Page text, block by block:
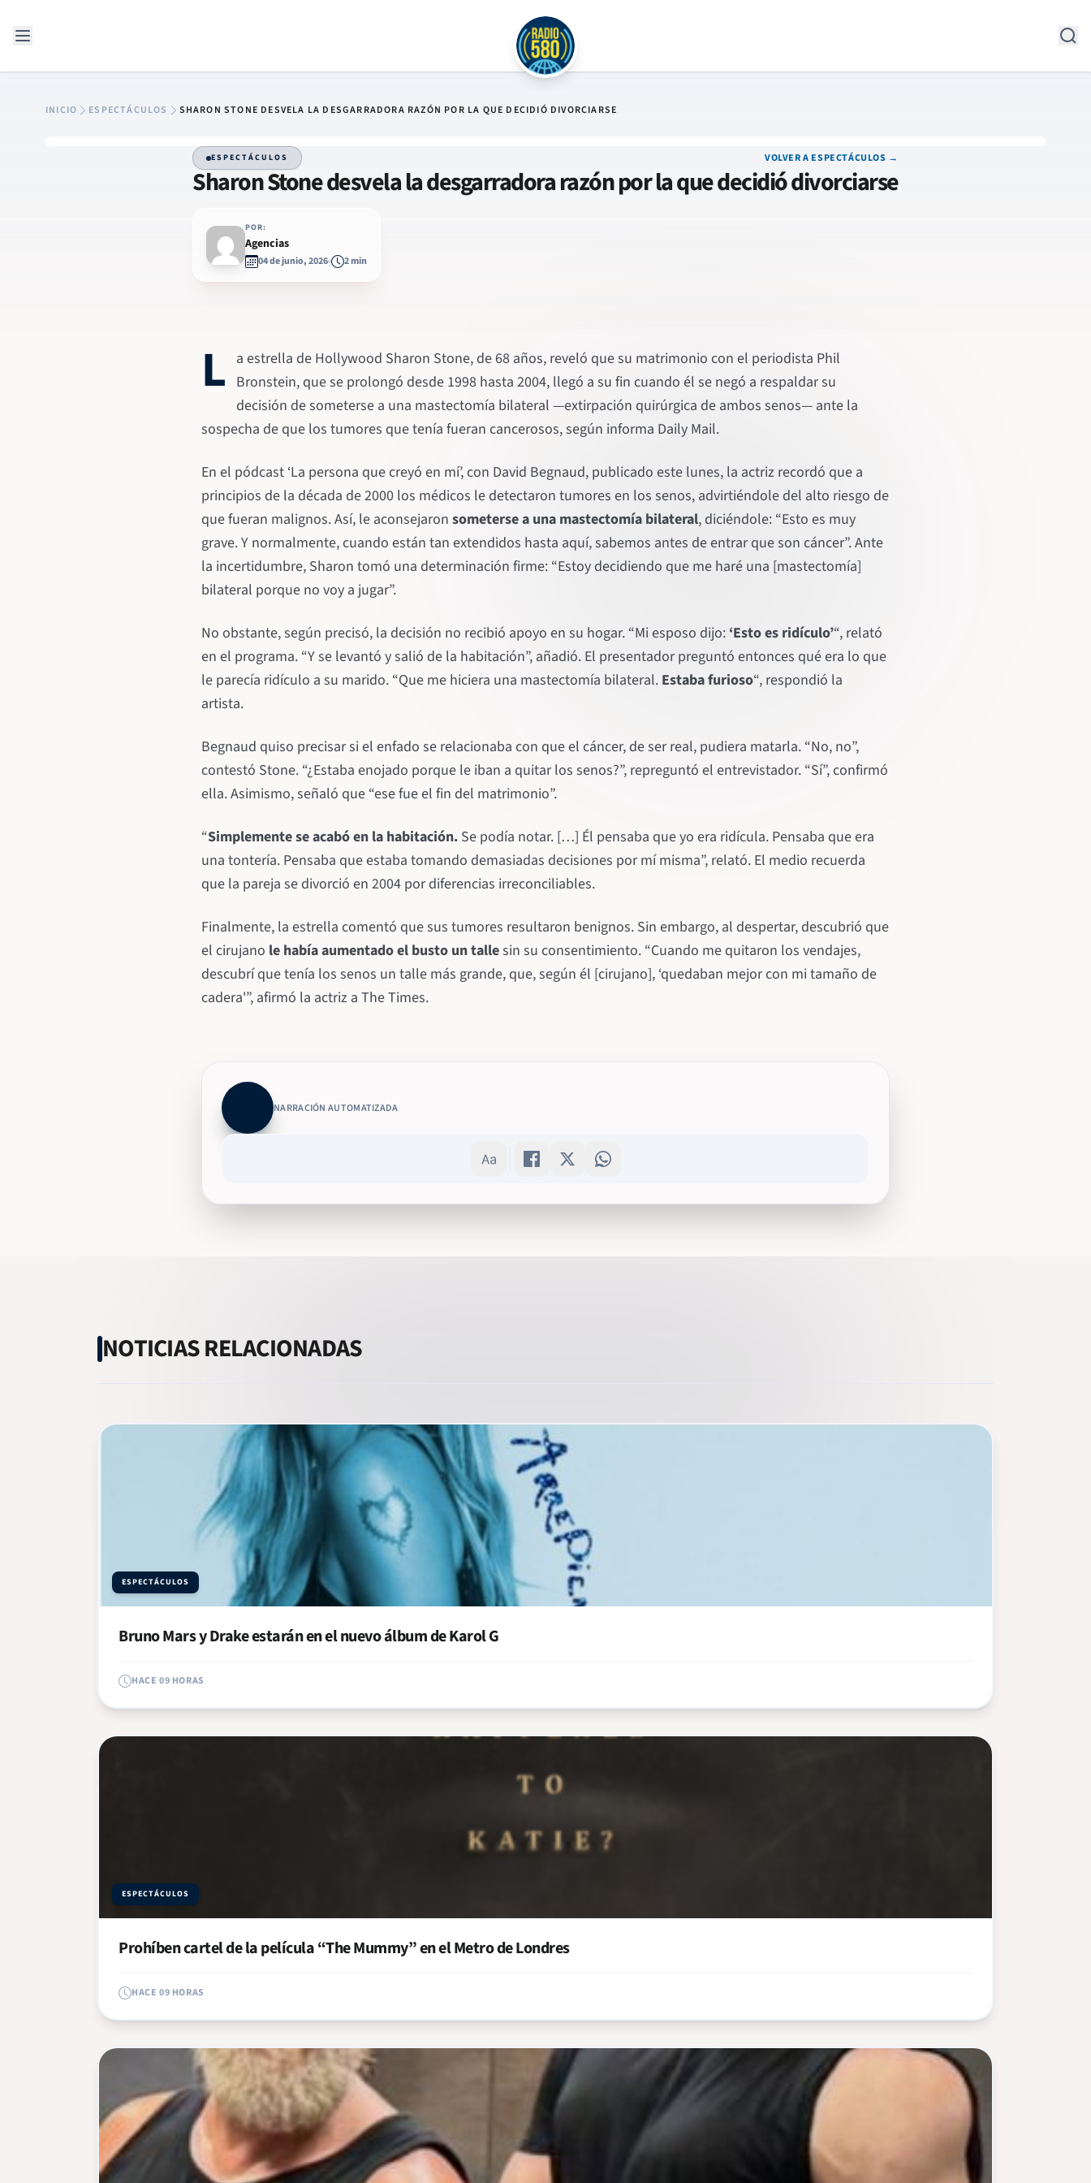
INICIO ESPECTÁCULOS SHARON STONE DESVELA LA DESGARRADORA RAZÓN POR LA QUE DECIDIÓ DIVORCIARSE
ESPECTÁCULOS VOLVER A ESPECTÁCULOS →
Sharon Stone desvela la desgarradora razón por la que decidió divorciarse
POR:
Agencias
04 de junio, 2026 2 min
L a estrella de Hollywood Sharon Stone, de 68 años, reveló que su matrimonio con el periodista Phil
Bronstein, que se prolongó desde 1998 hasta 2004, llegó a su fin cuando él se negó a respaldar su
decisión de someterse a una mastectomía bilateral —extirpación quirúrgica de ambos senos— ante la
sospecha de que los tumores que tenía fueran cancerosos, según informa Daily Mail.
En el pódcast ‘La persona que creyó en mí’, con David Begnaud, publicado este lunes, la actriz recordó que a
principios de la década de 2000 los médicos le detectaron tumores en los senos, advirtiéndole del alto riesgo de
que fueran malignos. Así, le aconsejaron someterse a una mastectomía bilateral, diciéndole: “Esto es muy
grave. Y normalmente, cuando están tan extendidos hasta aquí, sabemos antes de entrar que son cáncer”. Ante
la incertidumbre, Sharon tomó una determinación firme: “Estoy decidiendo que me haré una [mastectomía]
bilateral porque no voy a jugar”.
No obstante, según precisó, la decisión no recibió apoyo en su hogar. “Mi esposo dijo: ‘Esto es ridículo’“, relató
en el programa. “Y se levantó y salió de la habitación”, añadió. El presentador preguntó entonces qué era lo que
le parecía ridículo a su marido. “Que me hiciera una mastectomía bilateral. Estaba furioso“, respondió la
artista.
Begnaud quiso precisar si el enfado se relacionaba con que el cáncer, de ser real, pudiera matarla. “No, no”,
contestó Stone. “¿Estaba enojado porque le iban a quitar los senos?”, repreguntó el entrevistador. “Sí”, confirmó
ella. Asimismo, señaló que “ese fue el fin del matrimonio”.
“Simplemente se acabó en la habitación. Se podía notar. […] Él pensaba que yo era ridícula. Pensaba que era
una tontería. Pensaba que estaba tomando demasiadas decisiones por mí misma”, relató. El medio recuerda
que la pareja se divorció en 2004 por diferencias irreconciliables.
Finalmente, la estrella comentó que sus tumores resultaron benignos. Sin embargo, al despertar, descubrió que
el cirujano le había aumentado el busto un tallesin su consentimiento. “Cuando me quitaron los vendajes,
descubrí que tenía los senos un talle más grande, que, según él [cirujano], ‘quedaban mejor con mi tamaño de
cadera'”, afirmó la actriz a The Times.
NARRACIÓN AUTOMATIZADA
NOTICIAS RELACIONADAS
ESPECTÁCULOS
Bruno Mars y Drake estarán en el nuevo álbum de Karol G
HACE 09 HORAS
ESPECTÁCULOS
Prohíben cartel de la película “The Mummy” en el Metro de Londres
HACE 09 HORAS